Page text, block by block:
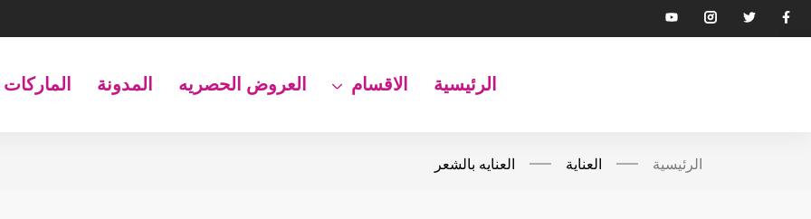
الرئيسية الاقسام العروض الحصريه المدونة الماركات
الرئيسية العناية العنايه بالشعر